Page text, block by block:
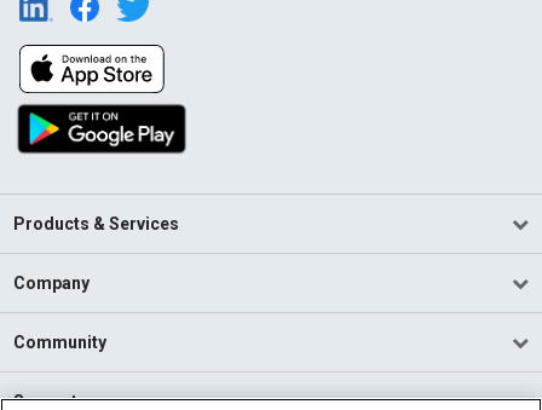
Products & Services
Company
Community
Support